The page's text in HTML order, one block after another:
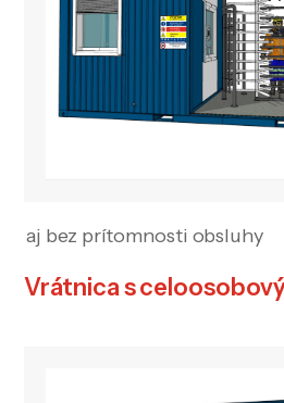
aj bez prítomnosti obsluhy
Vrátnica s